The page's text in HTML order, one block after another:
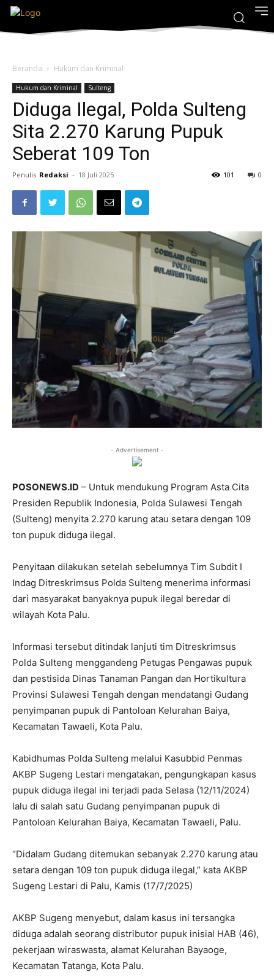
Beranda Hukum dan Kriminal
Hukum dan Kriminal Sulteng
Diduga Ilegal, Polda Sulteng
Sita 2.270 Karung Pupuk
Seberat 109 Ton
Penulis Redaksi - 18 Juli 2025 0
101
- Advertisement -
POSONEWS.ID – Untuk mendukung Program Asta Cita
Presiden Republik Indonesia, Polda Sulawesi Tengah
(Sulteng) menyita 2.270 karung atau setara dengan 109
ton pupuk diduga ilegal.
Penyitaan dilakukan setelah sebelumnya Tim Subdit I
Indag Ditreskrimsus Polda Sulteng menerima informasi
dari masyarakat banyaknya pupuk ilegal beredar di
wilayah Kota Palu.
Informasi tersebut ditindak lanjuti tim Ditreskrimsus
Polda Sulteng menggandeng Petugas Pengawas pupuk
dan pestisida Dinas Tanaman Pangan dan Hortikultura
Provinsi Sulawesi Tengah dengan mendatangi Gudang
penyimpanan pupuk di Pantoloan Kelurahan Baiya,
Kecamatan Tawaeli, Kota Palu.
Kabidhumas Polda Sulteng melalui Kasubbid Penmas
AKBP Sugeng Lestari mengatakan, pengungkapan kasus
pupuk diduga ilegal ini terjadi pada Selasa (12/11/2024)
lalu di salah satu Gudang penyimpanan pupuk di
Pantoloan Kelurahan Baiya, Kecamatan Tawaeli, Palu.
“Didalam Gudang ditemukan sebanyak 2.270 karung atau
setara dengan 109 ton pupuk diduga ilegal,” kata AKBP
Sugeng Lestari di Palu, Kamis (17/7/2025)
AKBP Sugeng menyebut, dalam kasus ini tersangka
diduga adalah seorang distributor pupuk inisial HAB (46),
pekerjaan wiraswasta, alamat Kelurahan Bayaoge,
Kecamatan Tatanga, Kota Palu.